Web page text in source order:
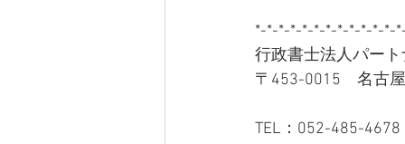
*-*-*-*-*-*-*-*-*-*-*-*-
行政書士法人パー
〒453-0015　名古
TEL：052-485-4678